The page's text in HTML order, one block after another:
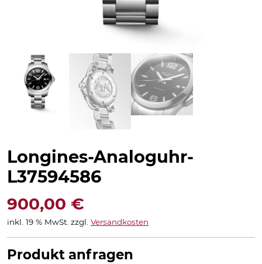
Longines-Analoguhr-
L37594586
900,00 €
inkl. 19 % MwSt. zzgl. Versandkosten
Produkt anfragen